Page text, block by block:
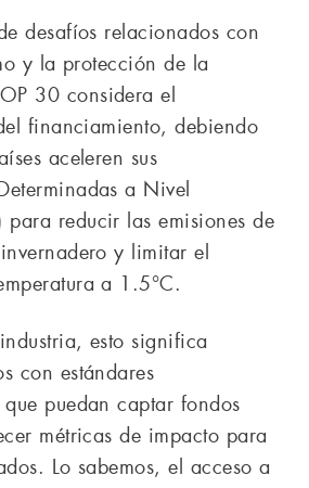
desafíos relacionados con
y la protección de la
30 considera el
financiamiento, debiendo
aceleren sus
a Nivel
reducir las emisiones de
y limitar el
a 1.5°C.
esto significa
con estándares
puedan captar fondos
métricas de impacto para
Lo sabemos, el acceso a